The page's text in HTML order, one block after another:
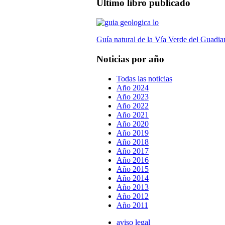
Último libro publicado
Guía natural de la Vía Verde del
Noticias por año
Todas las noticias
Año 2024
Año 2023
Año 2022
Año 2021
Año 2020
Año 2019
Año 2018
Año 2017
Año 2016
Año 2015
Año 2014
Año 2013
Año 2012
Año 2011
aviso legal